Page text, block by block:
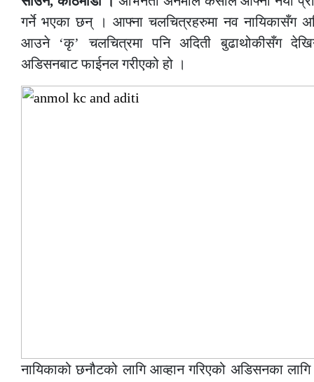
गर्ने भएका छन् । आफ्ना चलचित्रहरुमा नव नायिकासँग
आउने ‘कृ’ चलचित्रमा पनि अदिती बुढाथोकीसँग
अडिसनबाट फाईनल गरीएको हो ।
नायिकाको छनौटको लागि आव्हान गरिएको अडिसनका